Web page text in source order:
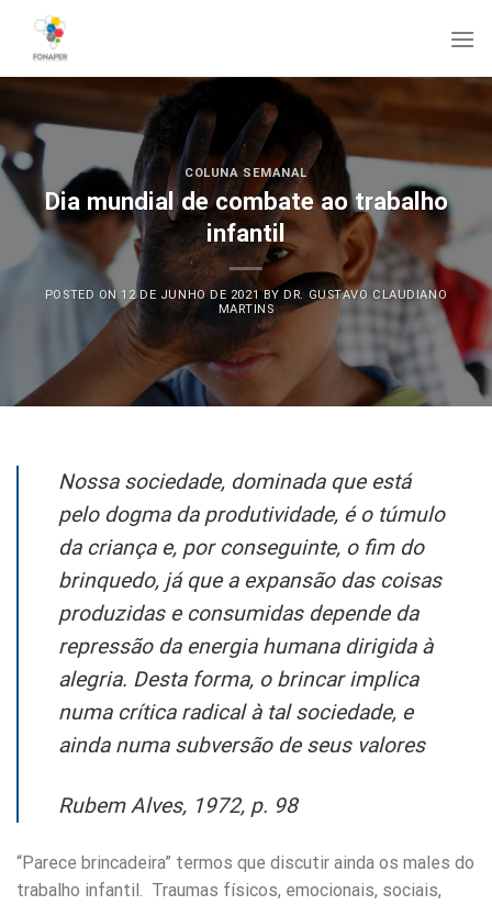
content
COLUNA SEMANAL
Dia mundial de combate ao trabalho
infantil
POSTED ON 12 DE JUNHO DE 2021BYDR. GUSTAVO CLAUDIANO
MARTINS
Nossa sociedade, dominada que está
pelo dogma da produtividade, é o túmulo
da criança e, por conseguinte, o fim do
brinquedo, já que a expansão das coisas
produzidas e consumidas depende da
repressão da energia humana dirigida à
alegria. Desta forma, o brincar implica
numa crítica radical à tal sociedade, e
ainda numa subversão de seus valores
Rubem Alves, 1972, p. 98
“Parece brincadeira” termos que discutir ainda os males do
trabalho infantil. Traumas físicos, emocionais, sociais,